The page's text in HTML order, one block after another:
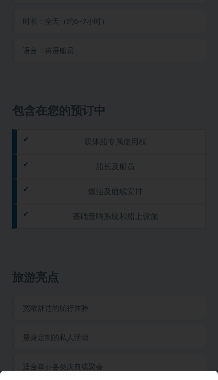
时长：全天（约6–7小时）
语言：英语船员
包含在您的预订中
双体船专属使用权
船长及船员
燃油及航线安排
基础音响系统和船上设施
旅游亮点
宽敞舒适的航行体验
量身定制的私人活动
适合举办各类庆典或聚会